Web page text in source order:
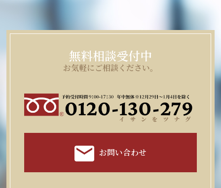
無料相談受付中
お気軽にご相談ください。
お問い合わせ